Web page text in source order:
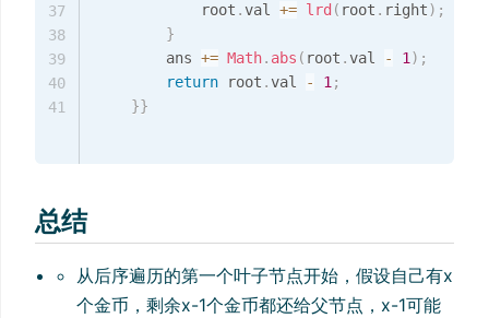
            root
.val += lrd ( root . right) ;
}
        ans
+= Math. abs ( root .val - 1 ) ;
return root .val - 1 ;
}}
37
38
39
40
41
总结
从后序遍历的第一个叶子节点开始，假设自己有x
个金币，剩余x-1个金币都还给父节点，x-1可能